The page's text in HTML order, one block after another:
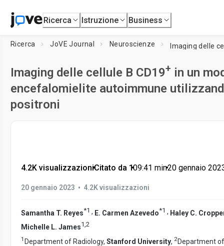
Ricerca Istruzione Business
Ricerca JoVE Journal Neuroscienze Imaging delle
Imaging delle cellule B CD19+ in un
encefalomielite autoimmune
positroni
4.2K visualizzazioni•Citato da 1•09:41 min•20 gennaio
20 gennaio 2023 • 4.2K visualizzazioni
Samantha T. Reyes*1 , E. Carmen Azevedo*1 , Haley C.
Michelle L. James1 2
1 Department of Radiology, Stanford University, 2Department